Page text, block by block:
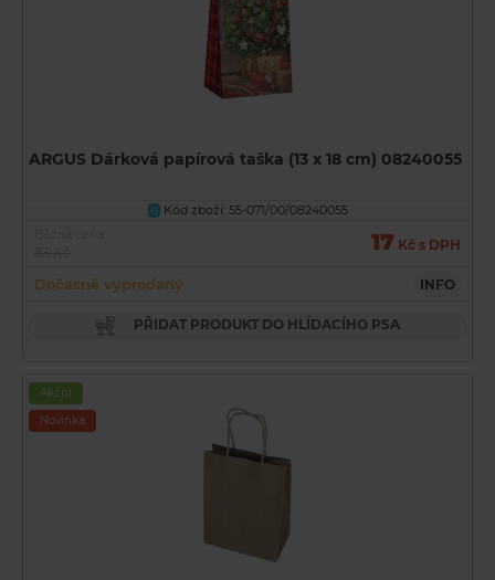
ARGUS Dárková papírová taška (13 x 18 cm) 08240055
U Kód zboží: 55-071/00/08240055
17 Kč s DPH
Dočasně vyprodaný INFO
PŘIDAT PRODUKT DO HLÍDACÍHO PSA
Akční
Novinka